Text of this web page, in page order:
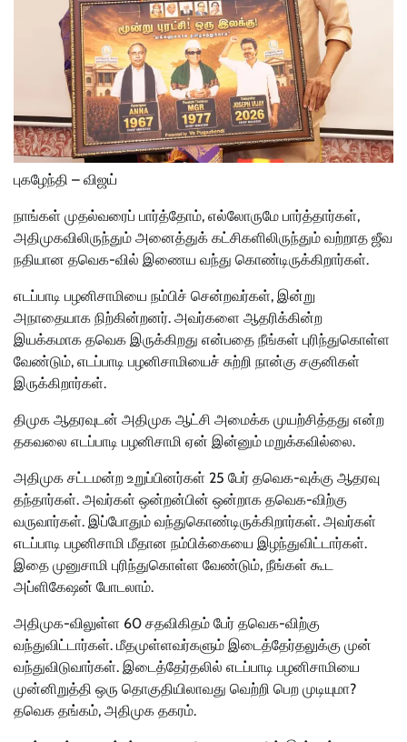
புகழேந்தி – விஜய்
நாங்கள் முதல்வரைப் பார்த்தோம், எல்லோருமே பார்த்தார்கள்,
அதிமுகவிலிருந்தும் அனைத்துக் கட்சிகளிலிருந்தும் வற்றாத ஜீவ
நதியான தவெக-வில் இணைய வந்து கொண்டிருக்கிறார்கள்.
எடப்பாடி பழனிசாமியை நம்பிச் சென்றவர்கள், இன்று
அநாதையாக நிற்கின்றனர். அவர்களை ஆதரிக்கின்ற
இயக்கமாக தவெக இருக்கிறது என்பதை நீங்கள் புரிந்துகொள்ள
வேண்டும், எடப்பாடி பழனிசாமியைச் சுற்றி நான்கு சகுனிகள்
இருக்கிறார்கள்.
திமுக ஆதரவுடன் அதிமுக ஆட்சி அமைக்க முயற்சித்தது என்ற
தகவலை எடப்பாடி பழனிசாமி ஏன் இன்னும் மறுக்கவில்லை.
அதிமுக சட்டமன்ற உறுப்பினர்கள் 25 பேர் தவெக-வுக்கு ஆதரவு
தந்தார்கள். அவர்கள் ஒன்றன்பின் ஒன்றாக தவெக-விற்கு
வருவார்கள். இப்போதும் வந்துகொண்டிருக்கிறார்கள். அவர்கள்
எடப்பாடி பழனிசாமி மீதான நம்பிக்கையை இழந்துவிட்டார்கள்.
இதை முனுசாமி புரிந்துகொள்ள வேண்டும், நீங்கள் கூட
அப்ளிகேஷன் போடலாம்.
அதிமுக-விலுள்ள 60 சதவிகிதம் பேர் தவெக-விற்கு
வந்துவிட்டார்கள். மீதமுள்ளவர்களும் இடைத்தேர்தலுக்கு முன்
வந்துவிடுவார்கள். இடைத்தேர்தலில் எடப்பாடி பழனிசாமியை
முன்னிறுத்தி ஒரு தொகுதியிலாவது வெற்றி பெற முடியுமா?
தவெக தங்கம், அதிமுக தகரம்.